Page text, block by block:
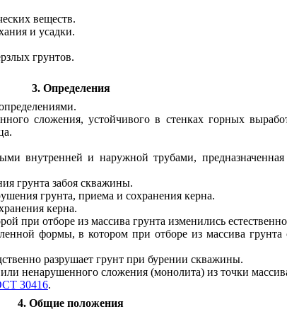
веществ.
и усадки.
грунтов.
3. Определения
сложения, устойчивого в стенках горных
внутренней и наружной трубами,
грунта забоя скважины.
грунта, приема и сохранения керна.
керна.
при отборе из массива грунта изменились
формы, в котором при отборе из массива
разрушает грунт при бурении скважины.
ненарушенного сложения (монолита) из точки
30416.
4. Общие положения